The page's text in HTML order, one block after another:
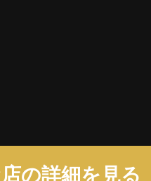
の詳細を見る